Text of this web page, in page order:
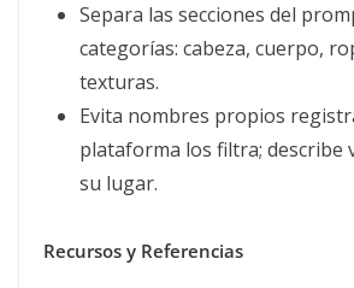
Separa las secciones del
categorías: cabeza, cuerpo,
texturas.
Evita nombres propios
plataforma los filtra; describe
su lugar.
Recursos y Referencias